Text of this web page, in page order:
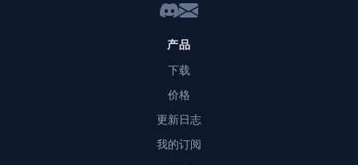
产品
下载
价格
更新日志
我的订阅